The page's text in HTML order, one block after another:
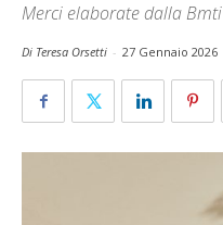
Merci elaborate dalla Bmti
Di Teresa Orsetti - 27 Gennaio 2026